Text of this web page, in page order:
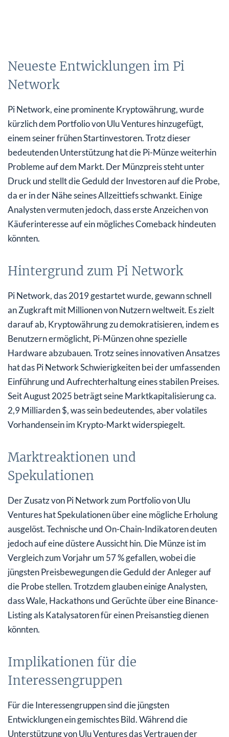
Neueste Entwicklungen im Pi
Network
Pi Network, eine prominente Kryptowährung, wurde
kürzlich dem Portfolio von Ulu Ventures hinzugefügt,
einem seiner frühen Startinvestoren. Trotz dieser
bedeutenden Unterstützung hat die Pi-Münze weiterhin
Probleme auf dem Markt. Der Münzpreis steht unter
Druck und stellt die Geduld der Investoren auf die Probe,
da er in der Nähe seines Allzeittiefs schwankt. Einige
Analysten vermuten jedoch, dass erste Anzeichen von
Käuferinteresse auf ein mögliches Comeback hindeuten
könnten.
Hintergrund zum Pi Network
Pi Network, das 2019 gestartet wurde, gewann schnell
an Zugkraft mit Millionen von Nutzern weltweit. Es zielt
darauf ab, Kryptowährung zu demokratisieren, indem es
Benutzern ermöglicht, Pi-Münzen ohne spezielle
Hardware abzubauen. Trotz seines innovativen Ansatzes
hat das Pi Network Schwierigkeiten bei der umfassenden
Einführung und Aufrechterhaltung eines stabilen Preises.
Seit August 2025 beträgt seine Marktkapitalisierung ca.
2,9 Milliarden $, was sein bedeutendes, aber volatiles
Vorhandensein im Krypto-Markt widerspiegelt.
Marktreaktionen und
Spekulationen
Der Zusatz von Pi Network zum Portfolio von Ulu
Ventures hat Spekulationen über eine mögliche Erholung
ausgelöst. Technische und On-Chain-Indikatoren deuten
jedoch auf eine düstere Aussicht hin. Die Münze ist im
Vergleich zum Vorjahr um 57 % gefallen, wobei die
jüngsten Preisbewegungen die Geduld der Anleger auf
die Probe stellen. Trotzdem glauben einige Analysten,
dass Wale, Hackathons und Gerüchte über eine Binance-
Listing als Katalysatoren für einen Preisanstieg dienen
könnten.
Implikationen für die
Interessengruppen
Für die Interessengruppen sind die jüngsten
Entwicklungen ein gemischtes Bild. Während die
Unterstützung von Ulu Ventures das Vertrauen der